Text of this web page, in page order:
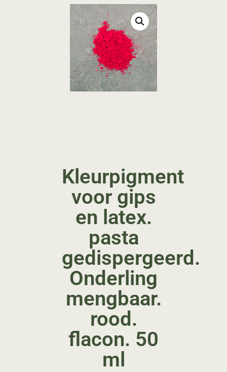
Kleurpigment
voor gips
en latex.
pasta
gedispergeerd.
Onderling
mengbaar.
rood.
flacon. 50
ml